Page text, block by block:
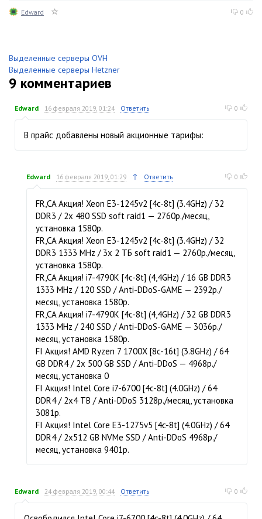
Edward 0
Выделенные серверы OVH
Выделенные серверы Hetzner
9 комментариев
Edward 16 февраля 2019, 01:24 0
Ответить
В прайс добавлены новый акционные тарифы:
Edward 16 февраля 2019, 01:29 ↑ 0
Ответить
FR,CA Акция! Xeon E3-1245v2 [4c-8t] (3.4GHz) / 32
DDR3 / 2x 480 SSD soft raid1 — 2760р./месяц,
установка 1580р.
FR,CA Акция! Xeon E3-1245v2 [4c-8t] (3.4GHz) / 32
DDR3 1333 MHz / 3x 2 ТБ soft raid1 — 2760р./месяц,
установка 1580р.
FR,CA Акция! i7-4790K [4c-8t] (4,4GHz) / 16 GB DDR3
1333 MHz / 120 SSD / Anti-DDoS-GAME — 2392р./
месяц, установка 1580р.
FR,CA Акция! i7-4790K [4c-8t] (4,4GHz) / 32 GB DDR3
1333 MHz / 240 SSD / Anti-DDoS-GAME — 3036р./
месяц, установка 1580р.
FI Акция! AMD Ryzen 7 1700X [8c-16t] (3.8GHz) / 64
GB DDR4 / 2x 500 GB SSD / Anti-DDoS — 4968р./
месяц, установка 0
FI Акция! Intel Core i7-6700 [4c-8t] (4.0GHz) / 64
DDR4 / 2x4 TB / Anti-DDoS 3128р./месяц, установка
3081р.
FI Акция! Intel Core E3-1275v5 [4c-8t] (4.0GHz) / 64
DDR4 / 2x512 GB NVMe SSD / Anti-DDoS 4968р./
месяц, установка 9401р.
Edward 24 февраля 2019, 00:44 0
Ответить